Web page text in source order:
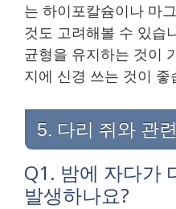
는 하이포칼슘이나 마
것도 고려해볼 수 있습
균형을 유지하는 것이
지에 신경 쓰는 것이 좋
5. 다리 쥐와 관
Q1. 밤에 자다가
발생하나요?